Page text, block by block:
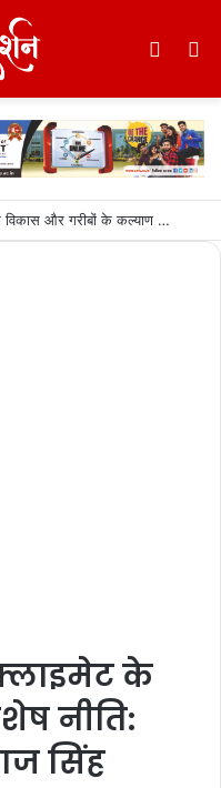
मुख्यमंत्री विष्णु देव साय के नेतृत्व में गांवों के विकास और गरीबों के कल्याण को प्राथमिकता: वित्त मंत्री ओपी चौधरी….
के
नीति:
सिंह